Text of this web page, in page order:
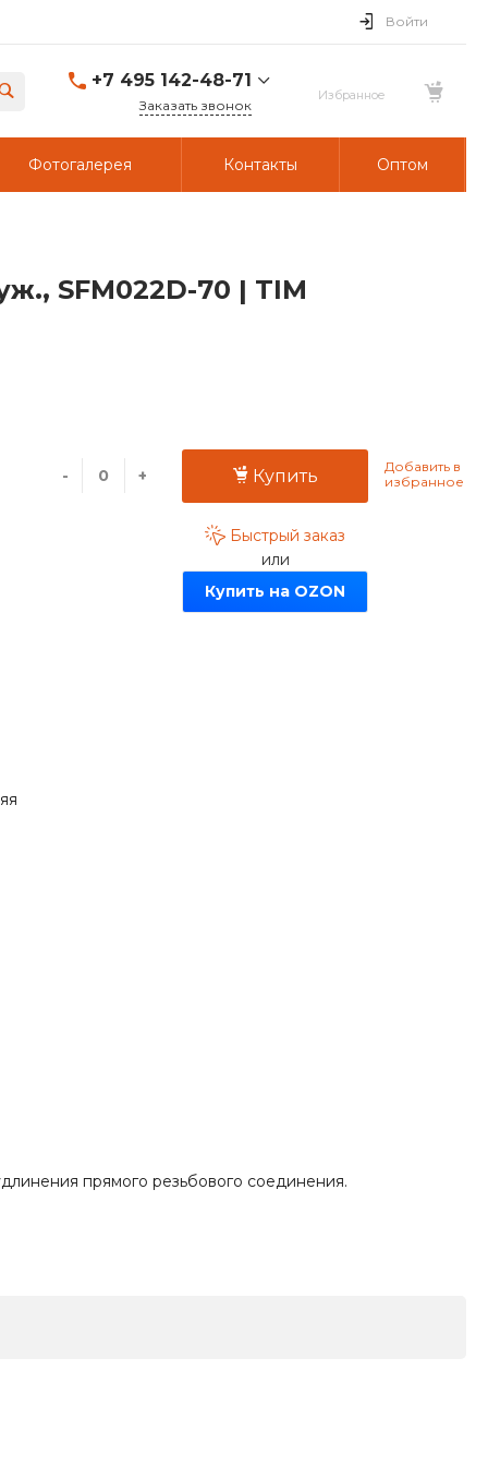
Войти
+7 495 142-48-71
Заказать звонок
Фотогалерея Контакты Оптом
SFM022D-70 | TIM
- + Купить
Быстрый заказ
или
Купить на OZON
прямого резьбового соединения.